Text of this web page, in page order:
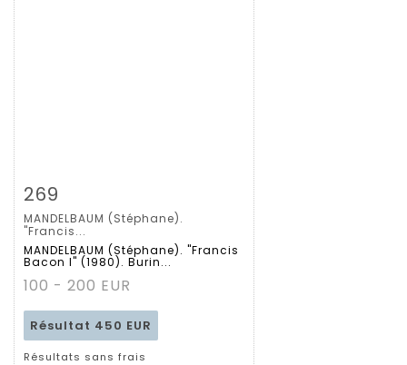
Fiche détaillée
269
MANDELBAUM (Stéphane).
"Francis...
MANDELBAUM (Stéphane). "Francis
Bacon I" (1980). Burin...
100 - 200 EUR
Résultat 450 EUR
Résultats sans frais